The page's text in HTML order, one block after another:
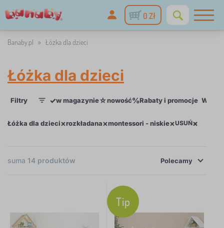
0 Zł
Banaby.pl » Łóżka dla dzieci
Łóżka dla dzieci
Filtry ✓w magazynie☆nowość%Rabaty i promocje
Łóżka dla dzieci×rozkładana×montessori - niskie×USUŃ×
suma 14 produktów
Tip